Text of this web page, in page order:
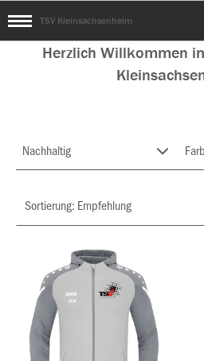
TSV Kleinsachsenheim
Herzlich Willkommen
Nachhaltig